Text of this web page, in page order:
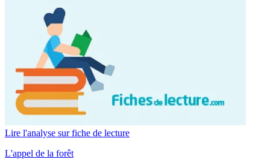
Lire l'analyse sur fiche de lecture
L'appel de la forêt